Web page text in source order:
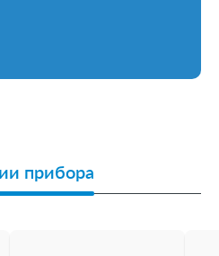
прибора